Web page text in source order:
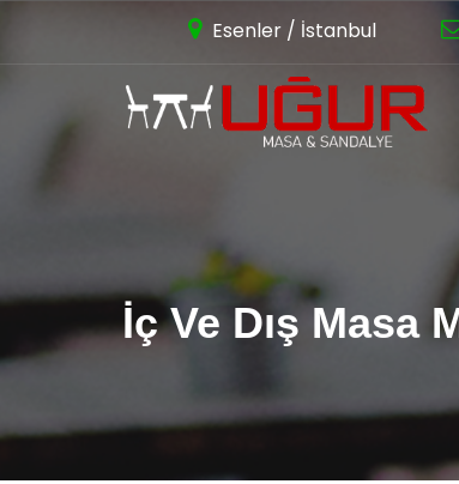
Esenler / İstanbul
İç Ve Dış Masa